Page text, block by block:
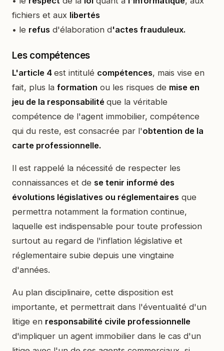
fichiers et aux libertés
• le refus d'élaboration d'actes frauduleux.
Les compétences
L'article 4 est intitulé compétences, mais vise en
fait, plus la formation ou les risques de mise en
jeu de la responsabilité que la véritable
compétence de l'agent immobilier, compétence
qui du reste, est consacrée par l'obtention de la
carte professionnelle.
Il est rappelé la nécessité de respecter les
connaissances et de se tenir informé des
évolutions législatives ou réglementaires que
permettra notamment la formation continue,
laquelle est indispensable pour toute profession
surtout au regard de l'inflation législative et
réglementaire subie depuis une vingtaine
d'années.
Au plan disciplinaire, cette disposition est
importante, et permettrait dans l'éventualité d'un
litige en responsabilité civile professionnelle
d'impliquer un agent immobilier dans le cas d'un